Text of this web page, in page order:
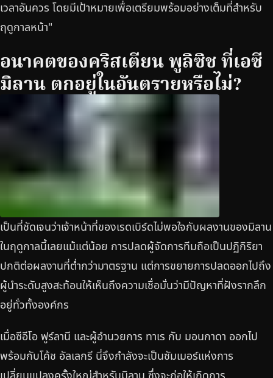
เวลาอันควร โดยมีเป้าหมายเพื่อเตรียมพร้อมอย่างเต็มที่สำหรับ
ฤดูกาลหน้า"
อนาคตของคริสเตียน พูลิซิช ที่เอซี
มิลาน ตกอยู่ในอันตรายหรือไม่?
เป็นที่ชัดเจนว่าเจ้าหน้าที่ของเรดเบิร์ดไม่พอใจกับผลงานของมิลาน
ในฤดูกาลนี้เลยแม้แต่น้อย การปลดผู้จัดการทีมถือเป็นปฏิกิริยา
ปกติต่อผลงานที่ต่ำกว่ามาตรฐาน แต่การขยายการปลดออกไปถึง
ผู้นำระดับสูงสะท้อนให้เห็นถึงความเชื่อมั่นว่ามีปัญหาที่ฝังรากลึก
อยู่ทั่วทั้งองค์กร
เมื่อซีอีโอ ฟูร์ลานี และผู้อำนวยการ ทาเร กับ มอนกาดา ออกไป
พร้อมกับโค้ช อัลเลกรี นี่จึงกำลังจะเป็นซัมเมอร์แห่งการ